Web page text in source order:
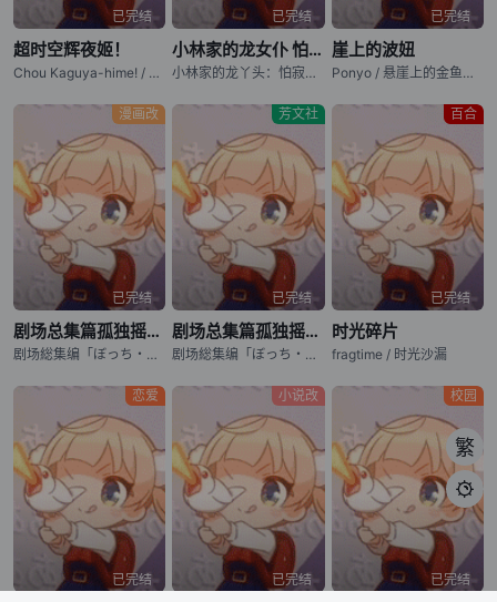
已完结
超时空辉夜姬！
Chou Kaguya-hime! / Chou Kaguya hime! / Cosmic Princess Kaguya! / 超时空辉耀姬！
已完结
小林家的龙女仆 怕寂寞的龙
小林家的龙丫头：怕寂寞的龙 / Kobayashi-san Chi no Maid Dragon: Samishigariya no Ryuu
已完结
崖上的波妞
Ponyo / 悬崖上的金鱼姬 / 悬崖上的金鱼公主 / 崖上の波儿
漫画改
已完结
剧场总集篇孤独摇滚！ Re:Re:
剧场総集编「ぼっち・ざ・ろっく！」 后编 / BOCCHI THE ROCK! Recap Part 2
芳文社
已完结
剧场总集篇孤独摇滚！ Re:
剧场総集编「ぼっち・ざ・ろっく！」 前编 / BOCCHI THE ROCK! Recap Part 1
百合
已完结
时光碎片
fragtime / 时光沙漏
恋爱
已完结
小说改
已完结
校园
已完结
繁
